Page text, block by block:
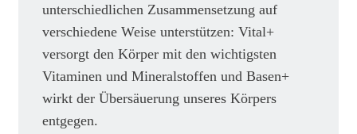
unterschiedlichen Zusammensetzung auf
verschiedene Weise unterstützen: Vital+
versorgt den Körper mit den wichtigsten
Vitaminen und Mineralstoffen und Basen+
wirkt der Übersäuerung unseres Körpers
entgegen.